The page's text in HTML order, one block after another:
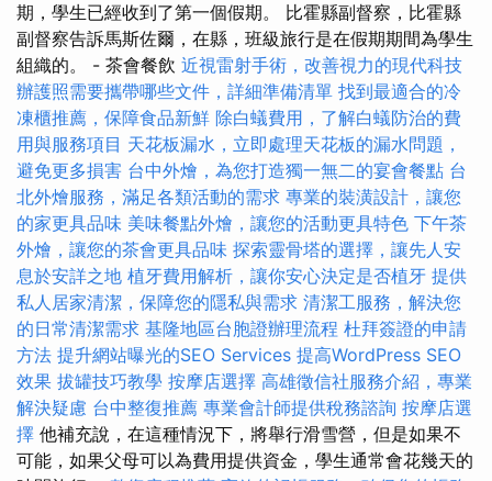
期，學生已經收到了第一個假期。 比霍縣副督察，比霍縣
副督察告訴馬斯佐爾，在縣，班級旅行是在假期期間為學生
組織的。 - 茶會餐飲 近視雷射手術，改善視力的現代科技
辦護照需要攜帶哪些文件，詳細準備清單 找到最適合的冷
凍櫃推薦，保障食品新鮮 除白蟻費用，了解白蟻防治的費
用與服務項目 天花板漏水，立即處理天花板的漏水問題，
避免更多損害 台中外燴，為您打造獨一無二的宴會餐點 台
北外燴服務，滿足各類活動的需求 專業的裝潢設計，讓您
的家更具品味 美味餐點外燴，讓您的活動更具特色 下午茶
外燴，讓您的茶會更具品味 探索靈骨塔的選擇，讓先人安
息於安詳之地 植牙費用解析，讓你安心決定是否植牙 提供
私人居家清潔，保障您的隱私與需求 清潔工服務，解決您
的日常清潔需求 基隆地區台胞證辦理流程 杜拜簽證的申請
方法 提升網站曝光的SEO Services 提高WordPress SEO
效果 拔罐技巧教學 按摩店選擇 高雄徵信社服務介紹，專業
解決疑慮 台中整復推薦 專業會計師提供稅務諮詢 按摩店選
擇 他補充說，在這種情況下，將舉行滑雪營，但是如果不
可能，如果父母可以為費用提供資金，學生通常會花幾天的